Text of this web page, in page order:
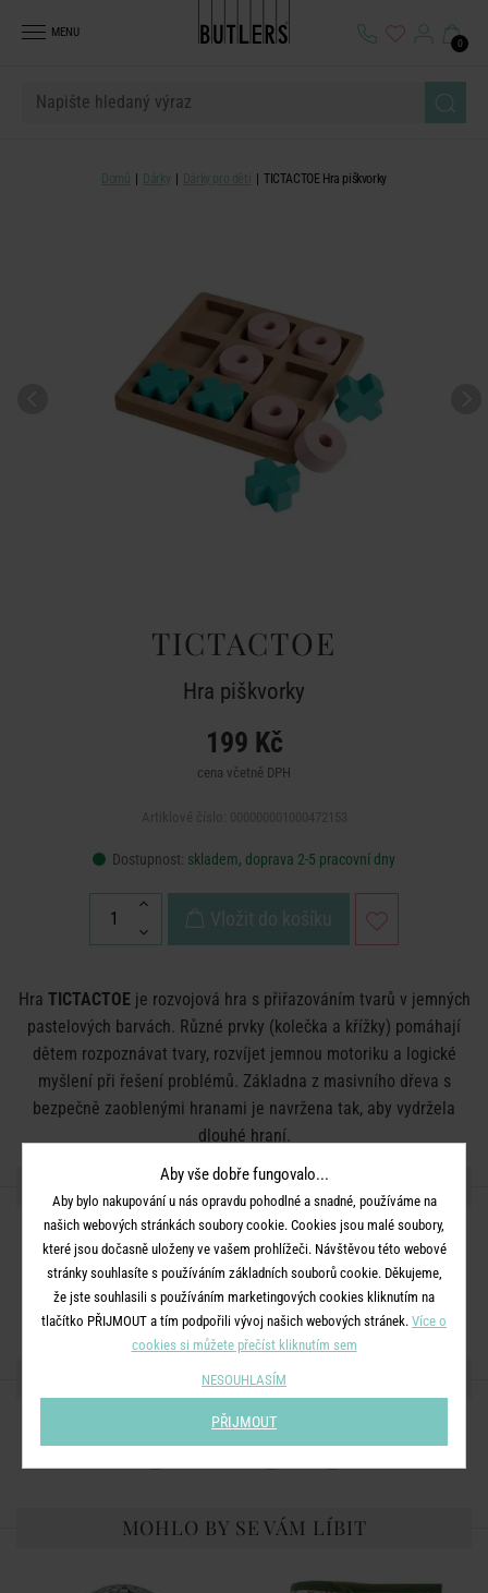
MENU
0
Domů Dárky Dárky pro děti TICTACTOE Hra piškvorky
TICTACTOE
Hra piškvorky
199 Kč
cena včetně DPH
Dostupnost: skladem, doprava 2-5 pracovní dny
Vložit do košíku
Hra TICTACTOE je rozvojová hra s přiřazováním tvarů v jemných
pastelových barvách. Různé prvky (kolečka a křížky) pomáhají
dětem rozpoznávat tvary, rozvíjet jemnou motoriku a logické
myšlení při řešení problémů. Základna z masivního dřeva s
bezpečně zaoblenými hranami je navržena tak, aby vydržela
dlouhé hraní.
DETAILY PRODUKTU
Rozměry:D 14 x Š 14 x V 2 cm
Materiál:dřevo
Barva:mix
SDÍLEJTE S PŘÁTELI
MOHLO BY SE VÁM LÍBIT
Aby vše dobře fungovalo...
Aby bylo nakupování u nás opravdu pohodlné a snadné, používáme na
našich webových stránkách soubory cookie. Cookies jsou malé soubory,
které jsou dočasně uloženy ve vašem prohlížeči. Návštěvou této webové
stránky souhlasíte s používáním základních souborů cookie. Děkujeme,
že jste souhlasili s používáním marketingových cookies kliknutím na
tlačítko PŘIJMOUT a tím podpořili vývoj našich webových stránek. Více o
cookies si můžete přečíst kliknutím sem
NESOUHLASÍM
PŘIJMOUT